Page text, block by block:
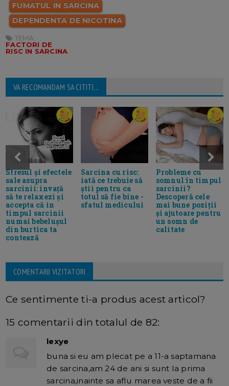
FUMATUL IN SARCINA
DEPENDENTA DE NICOTINA
TEMA:
FACTORI DE
RISC IN SARCINA
VA RECOMANDAM SA CITITI...
Stresul și efectele
sale asupra
sarcinii: invață
să te relaxezi și
accepta că in
timpul sarcinii
numai bebelușul
din burtica ta
contează
Sarcina cu risc:
iată ce trebuie să
știi pentru ca
totul să fie bine -
sfatul medicului
Probleme cu
somnul în timpul
sarcinii?
Descoperă cele
mai bune poziții
și ajutoare pentru
un somn de
calitate
COMENTARII VIZITATORI
Ce sentimente ti-a produs acest articol?
15 comentarii din totalul de 82:
lexye
buna si eu am plecat pe a 11-a saptamana
de sarcina,am 24 de ani si sunt la prima
sarcina,inainte sa aflu marea veste de a fii